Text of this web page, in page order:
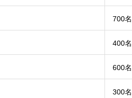
700名
400名
600名
300名